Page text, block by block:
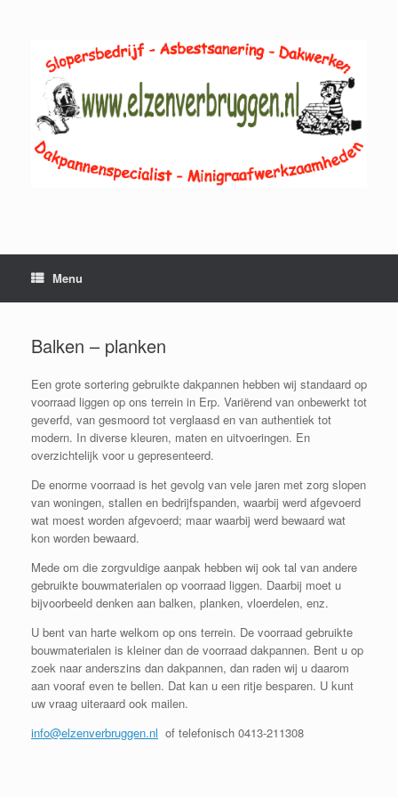
Menu
Balken – planken
Een grote sortering gebruikte dakpannen hebben wij standaard op
voorraad liggen op ons terrein in Erp. Variërend van onbewerkt tot
geverfd, van gesmoord tot verglaasd en van authentiek tot
modern. In diverse kleuren, maten en uitvoeringen. En
overzichtelijk voor u gepresenteerd.
De enorme voorraad is het gevolg van vele jaren met zorg slopen
van woningen, stallen en bedrijfspanden, waarbij werd afgevoerd
wat moest worden afgevoerd; maar waarbij werd bewaard wat
kon worden bewaard.
Mede om die zorgvuldige aanpak hebben wij ook tal van andere
gebruikte bouwmaterialen op voorraad liggen. Daarbij moet u
bijvoorbeeld denken aan balken, planken, vloerdelen, enz.
U bent van harte welkom op ons terrein. De voorraad gebruikte
bouwmaterialen is kleiner dan de voorraad dakpannen. Bent u op
zoek naar anderszins dan dakpannen, dan raden wij u daarom
aan vooraf even te bellen. Dat kan u een ritje besparen. U kunt
uw vraag uiteraard ook mailen.
info@elzenverbruggen.nl of telefonisch 0413-211308